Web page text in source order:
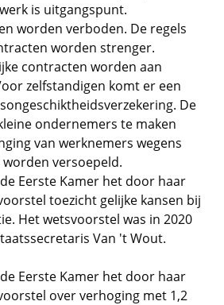
is uitgangspunt.
worden verboden. De regels
worden strenger.
contracten worden aan
zelfstandigen komt er een
De
ondernemers te maken
van werknemers wegens
versoepeld.
Eerste Kamer het door haar
toezicht gelijke kansen bij
Het wetsvoorstel was in 2020
Van 't Wout.
Eerste Kamer het door haar
over verhoging met 1,2